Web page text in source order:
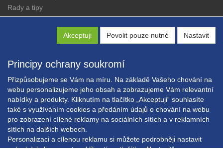
Akceptuji Povolit pouze nutné Nastavit
Principy ochrany soukromí
Přizpůsobujeme se Vám na míru. Na základě Vašeho chování na
webu personalizujeme jeho obsah a zobrazujeme Vám relevantní
nabídky a produkty. Kliknutím na tlačítko „Akceptuji“ souhlasíte
také s využíváním cookies a předáním údajů o chování na webu
pro zobrazení cílené reklamy na sociálních sítích a v reklamních
sítích na dalších webech.
Personalizaci a cílenou reklamu si můžete podrobněji nastavit
nebo kdykoli vypnout po kliknutí na tlačítko „Nastavit“.
Rady a tipy
Copyright © EXPRESS ALARM Czech s.r.o.
Powered byABRA E-shop